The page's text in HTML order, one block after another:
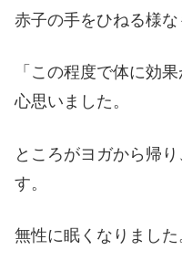
赤子の手をひねる様な
「この程度で体に効
心思いました。
ところがヨガから帰
す。
無性に眠くなりました